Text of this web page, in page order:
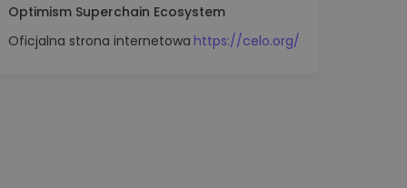
Optimism Superchain Ecosystem
Oficjalna strona internetowa https://celo.org/